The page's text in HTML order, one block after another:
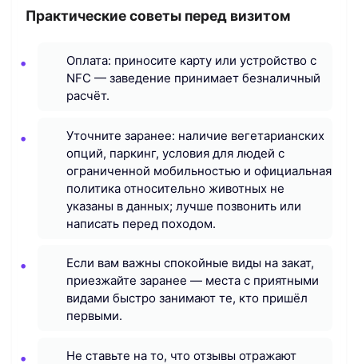
Практические советы перед визитом
Оплата: приносите карту или устройство с
NFC — заведение принимает безналичный
расчёт.
Уточните заранее: наличие вегетарианских
опций, паркинг, условия для людей с
ограниченной мобильностью и официальная
политика относительно животных не
указаны в данных; лучше позвонить или
написать перед походом.
Если вам важны спокойные виды на закат,
приезжайте заранее — места с приятными
видами быстро занимают те, кто пришёл
первыми.
Не ставьте на то, что отзывы отражают